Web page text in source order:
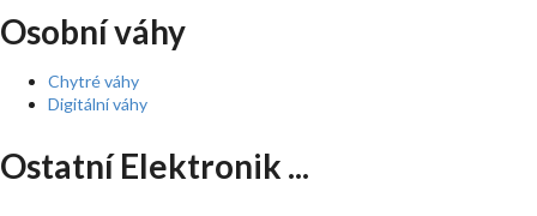
Osobní váhy
Chytré váhy
Digitální váhy
Ostatní Elektronik ...